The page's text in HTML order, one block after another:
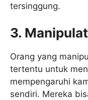
tersinggung.
3.
Orang yang
tertentu untuk
mempengaruhi
sendiri. Mereka